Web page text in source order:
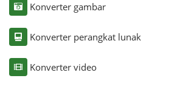
Konverter gambar
Konverter perangkat lunak
Konverter video